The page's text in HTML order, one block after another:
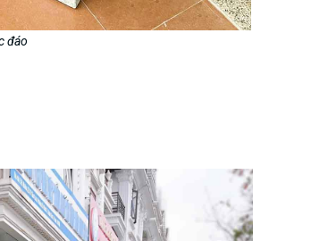
đáo